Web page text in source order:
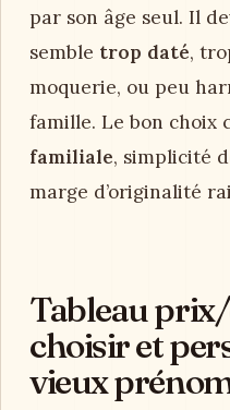
par son âge seul. Il
semble trop daté,
moquerie, ou peu
famille. Le bon choix
familiale, simplicité
marge d’originalité
Tableau
choisir et
vieux